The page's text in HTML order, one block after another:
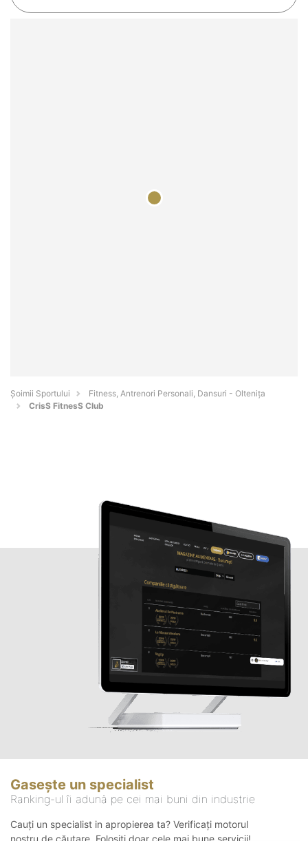
Șoimii Sportului
Fitness, Antrenori Personali, Dansuri - Olteniţa
CrisS FitnesS Club
Gasește un specialist
Ranking-ul îi adună pe cei mai buni din industrie
Cauți un specialist in apropierea ta? Verificați motorul
nostru de căutare. Folosiți doar cele mai bune servicii!